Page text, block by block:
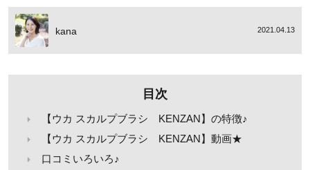
kana 2021.04.13
目次
【ウカ スカルプブラシ KENZAN】の特徴♪
【ウカ スカルプブラシ KENZAN】動画★
口コミいろいろ♪